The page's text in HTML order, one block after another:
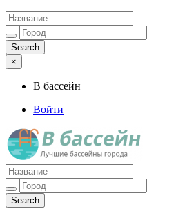
×
В бассейн
Войти
Лучшие бассейны города